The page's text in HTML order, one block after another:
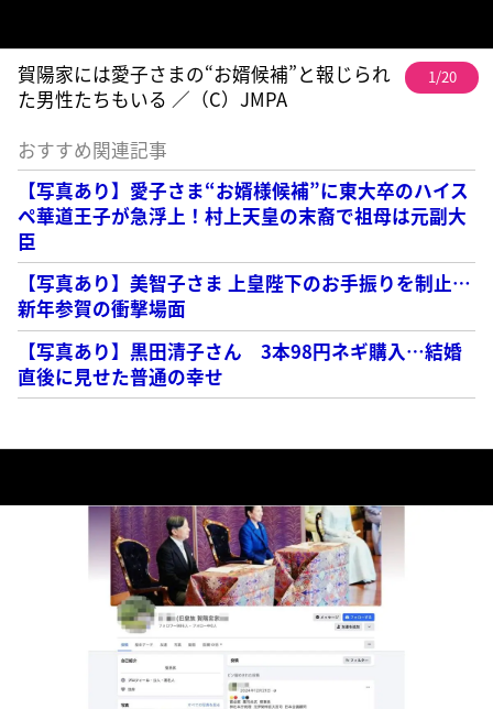
賀陽家には愛子さまの“お婿候補”と報じられ
た男性たちもいる ／（C）JMPA
1/20
おすすめ関連記事
【写真あり】愛子さま“お婿様候補”に東大卒のハイス
ペ華道王子が急浮上！村上天皇の末裔で祖母は元副大
臣
【写真あり】美智子さま 上皇陛下のお手振りを制止…
新年参賀の衝撃場面
【写真あり】黒田清子さん 3本98円ネギ購入…結婚
直後に見せた普通の幸せ